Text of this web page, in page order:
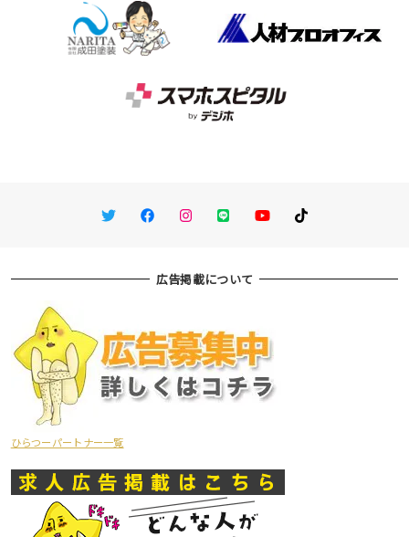
TwitterFacebookInstagram
LINE You TubeTikTok
広告掲載について
ひらつーパートナー一覧